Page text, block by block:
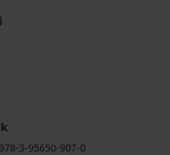
3-95650-907-0